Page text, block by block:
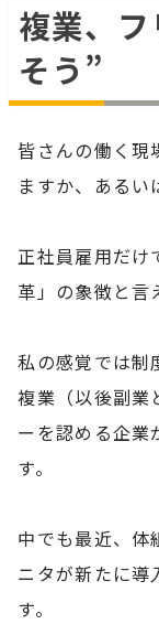
複業、
そう”
皆さんの働く現
ますか、あるい
正社員雇用だけ
革」の象徴と言
私の感覚では制
複業（以後副業
ーを認める企業
す。
中でも最近、体
ニタが新たに導
す。